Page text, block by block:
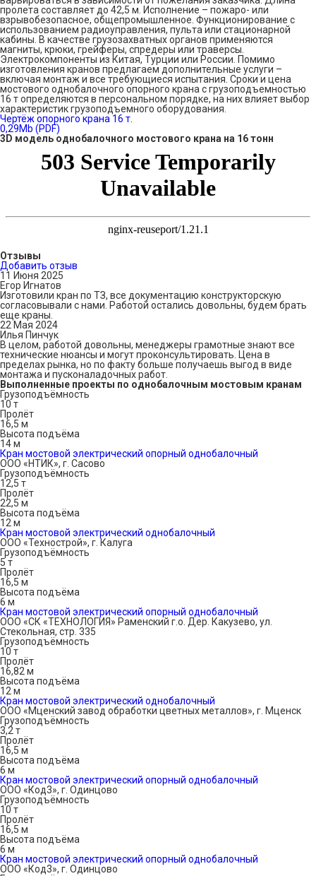
пролета составляет до 42,5 м. Исполнение – пожаро- или
взрывобезопасное, общепромышленное. Функционирование с
использованием радиоуправления, пульта или стационарной
кабины. В качестве грузозахватных органов применяются
магниты, крюки, грейферы, спредеры или траверсы.
Электрокомпоненты из Китая, Турции или России. Помимо
изготовления кранов предлагаем дополнительные услуги –
включая монтаж и все требующиеся испытания. Сроки и цена
мостового однобалочного опорного крана с грузоподъемностью
16 т определяются в персональном порядке, на них влияет выбор
характеристик грузоподъемного оборудования.
Чертёж опорного крана 16 т.
0,29Mb (PDF)
3D модель однобалочного мостового крана на 16 тонн
Отзывы
Добавить отзыв
11 Июня 2025
Егор Игнатов
Изготовили кран по ТЗ, все документацию конструкторскую
согласовывали с нами. Работой остались довольны, будем брать
еще краны.
22 Мая 2024
Илья Пинчук
В целом, работой довольны, менеджеры грамотные знают все
технические нюансы и могут проконсультировать. Цена в
пределах рынка, но по факту больше получаешь выгод в виде
монтажа и пусконаладочных работ.
Выполненные проекты по однобалочным мостовым кранам
Грузоподъёмность
10 т
Пролёт
16,5 м
Высота подъёма
14 м
Кран мостовой электрический опорный однобалочный
ООО «НТИК», г. Сасово
Грузоподъёмность
12,5 т
Пролёт
22,5 м
Высота подъёма
12 м
Кран мостовой электрический однобалочный
ООО «Технострой», г. Калуга
Грузоподъёмность
5 т
Пролёт
16,5 м
Высота подъёма
6 м
Кран мостовой электрический опорный однобалочный
ООО «СК «ТЕХНОЛОГИЯ» Раменский г.о. Дер. Какузево, ул.
Стекольная, стр. 335
Грузоподъёмность
10 т
Пролёт
16,82 м
Высота подъёма
12 м
Кран мостовой электрический однобалочный
ООО «Мценский завод обработки цветных металлов», г. Мценск
Грузоподъёмность
3,2 т
Пролёт
16,5 м
Высота подъёма
6 м
Кран мостовой электрический опорный однобалочный
ООО «Код3», г. Одинцово
Грузоподъёмность
10 т
Пролёт
16,5 м
Высота подъёма
6 м
Кран мостовой электрический опорный однобалочный
ООО «Код3», г. Одинцово